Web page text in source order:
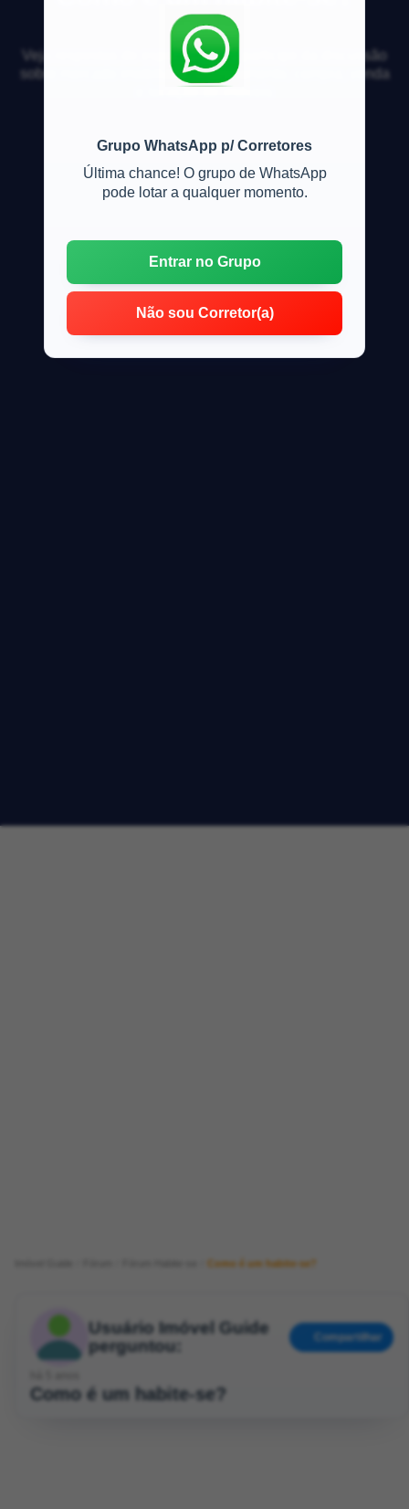
Grupo WhatsApp p/ Corretores
Última chance! O grupo de WhatsApp
pode lotar a qualquer momento.
Entrar no Grupo
Não sou Corretor(a)
Veja respostas de especialistas e participe da discussão
sobre mercado imobiliário, financiamento, compra, venda
e locação de imóveis
Como é um habite-se?
Usuário Imóvel Guide
perguntou:
Compartilhar
Como é um habite-se?